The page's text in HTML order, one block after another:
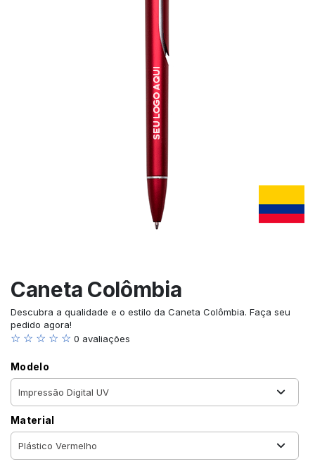
Caneta Colômbia
Descubra a qualidade e o estilo da Caneta Colômbia. Faça seu
pedido agora!
☆ ☆ ☆ ☆ ☆ 0 avaliações
Modelo
Material